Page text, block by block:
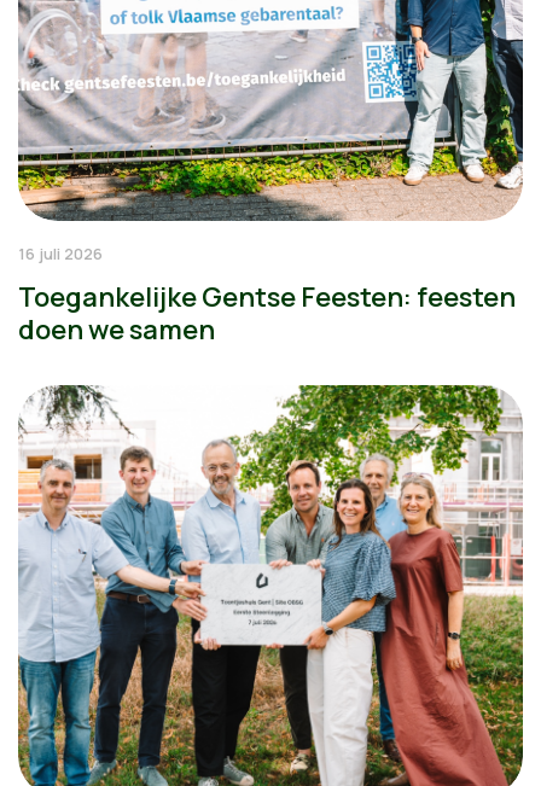
16 juli 2026
Toegankelijke Gentse Feesten: feesten
doen we samen